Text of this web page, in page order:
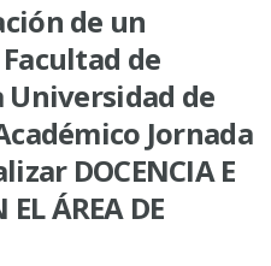
de un
de
de
Jornada
DOCENCIA E
ÁREA DE